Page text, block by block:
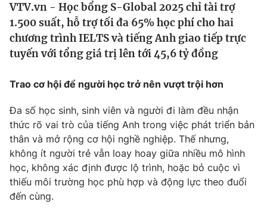
Tin tức
Thế giới đó đây
Câu chuyện quốc tế
Kinh tế
Tài chính
Dữ liệu và đời sống
Truyền hình
Phim VTV
Hậu trường
Nhân vật
Khán giả
Giải trí
Điện ảnh
Âm nhạc
Sao
Đời sống
Du lịch
Giáo dục
VTV.vn - Học bổng S-Global 2025 chỉ tài trợ
1.500 suất, hỗ trợ tối đa 65% học phí cho hai
chương trình IELTS và tiếng Anh giao tiếp trực
tuyến với tổng giá trị lên tới 45,6 tỷ đồng
Trao cơ hội để người học trở nên vượt trội hơn
Đa số học sinh, sinh viên và người đi làm đều nhận
thức rõ vai trò của tiếng Anh trong việc phát triển bản
thân và mở rộng cơ hội nghề nghiệp. Thế nhưng,
không ít người trẻ vẫn loay hoay giữa nhiều mô hình
học, không xác định được lộ trình, hoặc bỏ cuộc vì
thiếu môi trường học phù hợp và động lực theo đuổi
đến cùng.